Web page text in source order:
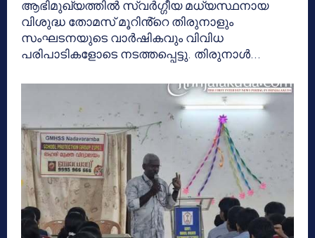
ആഭിമുഖ്യത്തിൽ സ്വർഗ്ഗീയ മധ്യസ്ഥനായ
വിശുദ്ധ തോമസ് മൂറിൻ്റെ തിരുനാളും
സംഘടനയുടെ വാർഷികവും വിവിധ
പരിപാടികളോടെ നടത്തപ്പെട്ടു. തിരുനാൾ...